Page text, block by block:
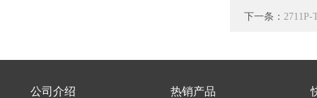
下一条： 2711P-
公司介绍 热销产品